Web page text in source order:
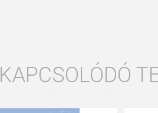
KAPCSOLÓDÓ